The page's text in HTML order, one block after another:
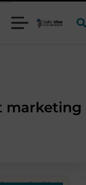
marketing